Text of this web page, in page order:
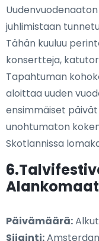
juhlimistaan
Tähän kuuluu
konsertteja,
Tapahtuman
aloittaa uuden
ensimmäiset
unohtumaton
Skotlannissa
Alankomaat
Päivämäärä:
Sijainti: